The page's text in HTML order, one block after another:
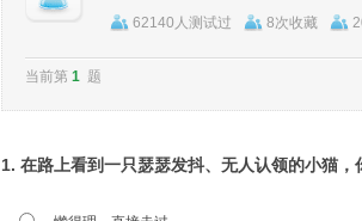
62140人测试过 8次收藏
当前第 1 题
1. 在路上看到一只瑟瑟发抖、无人认领的小猫，